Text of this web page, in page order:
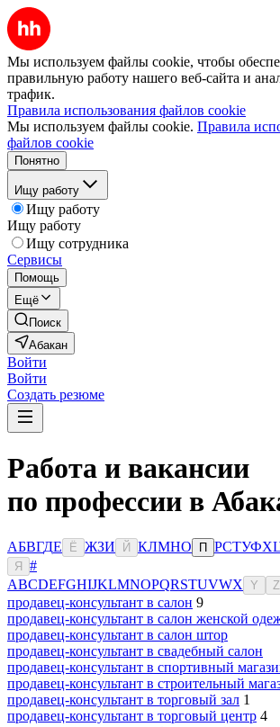
Мы используем файлы cookie, чтобы
правильную работу нашего веб-сайта и
трафик.
Правила использования файлов cookie
Мы используем файлы cookie. Правила
файлов cookie
Понятно
Ищу работу
Ищу работу
Ищу работу
Ищу сотрудника
Сервисы
Помощь
Ещё
Поиск
Абакан
Войти
Войти
Создать резюме
Работа и вакансии
по профессии в
АБВГДЕ Ё ЖЗИ Й КЛМНО П РСТУФХ
Я
#
ABCDEFGHIJKLMNOPQRSTUVWX Y Z
продавец-консультант в салон 9
продавец-консультант в салон женской
продавец-консультант в салон штор
продавец-консультант в свадебный салон
продавец-консультант в спортивный
продавец-консультант в строительный
продавец-консультант в торговый зал 1
продавец-консультант в торговый центр 4